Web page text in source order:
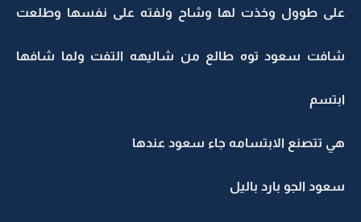
على طوول وخذت لها وشاح ولفته على نفسها وطلعت
شافت سعود توه طالع من شاليهه التفت ولما شافها
ابتسم
هي تتصنع الابتسامه جاء سعود عندها
سعود الجو بارد باليل